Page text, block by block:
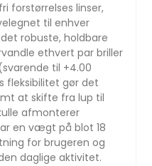
forstørrelses linser,
til enhver
robuste, holdbare
ethvert par briller
til +4.00
fleksibilitet gør det
at skifte fra lup til
afmonterer
en vægt på blot 18
for brugeren og
daglige aktivitet.